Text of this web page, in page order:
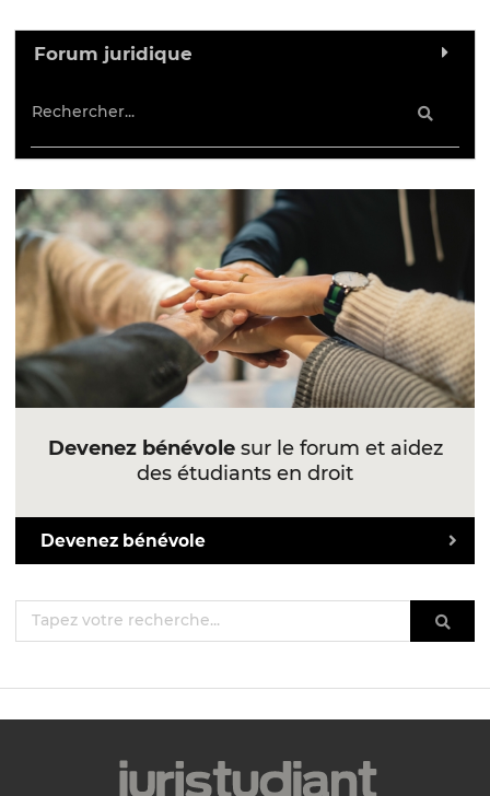
Forum juridique
Devenez bénévolesur le forum et aidez
des étudiants en droit
Devenez bénévole